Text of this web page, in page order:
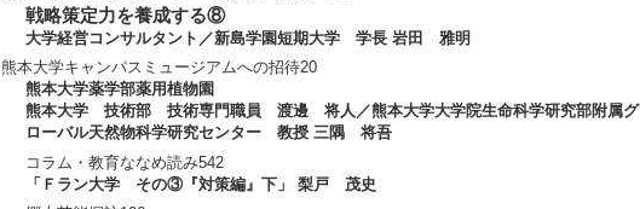
戦略策定力を養成する⑧
大学経営コンサルタント／新島学園短期大学 学長 岩田 雅明
熊本大学キャンパスミュージアムへの招待20
熊本大学薬学部薬用植物園
熊本大学 技術部 技術専門職員 渡邊 将人／熊本大学大学院生命科学研究部附属グ
ローバル天然物科学研究センター 教授 三隅 将吾
コラム・教育ななめ読み542
「Ｆラン大学 その③『対策編』下」 梨戸 茂史